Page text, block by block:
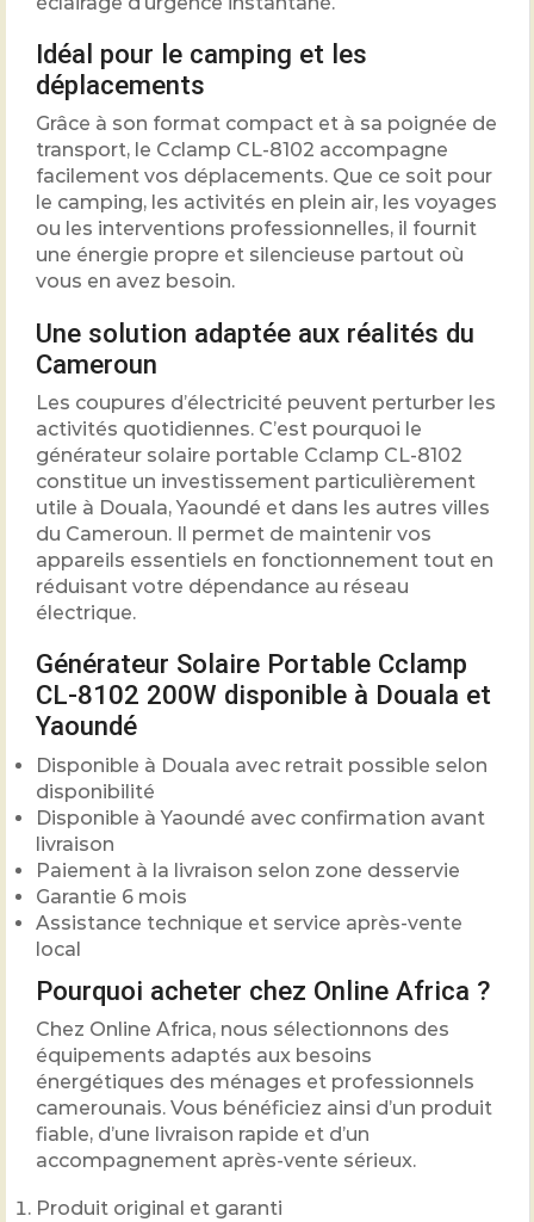
Idéal pour le camping et les
déplacements
Grâce à son format compact et à sa poignée de
transport, le Cclamp CL-8102 accompagne
facilement vos déplacements. Que ce soit pour
le camping, les activités en plein air, les voyages
ou les interventions professionnelles, il fournit
une énergie propre et silencieuse partout où
vous en avez besoin.
Une solution adaptée aux réalités du
Cameroun
Les coupures d’électricité peuvent perturber les
activités quotidiennes. C’est pourquoi le
générateur solaire portable Cclamp CL-8102
constitue un investissement particulièrement
utile à Douala, Yaoundé et dans les autres villes
du Cameroun. Il permet de maintenir vos
appareils essentiels en fonctionnement tout en
réduisant votre dépendance au réseau
électrique.
Générateur Solaire Portable Cclamp
CL-8102 200W disponible à Douala et
Yaoundé
Disponible à Douala avec retrait possible selon
disponibilité
Disponible à Yaoundé avec confirmation avant
livraison
Paiement à la livraison selon zone desservie
Garantie 6 mois
Assistance technique et service après-vente
local
Pourquoi acheter chez Online Africa ?
Chez Online Africa, nous sélectionnons des
équipements adaptés aux besoins
énergétiques des ménages et professionnels
camerounais. Vous bénéficiez ainsi d’un produit
fiable, d’une livraison rapide et d’un
accompagnement après-vente sérieux.
Produit original et garanti